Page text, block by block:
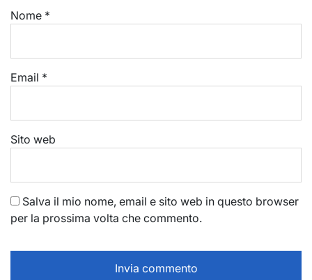
Nome *
Email *
Sito web
Salva il mio nome, email e sito web in questo browser
per la prossima volta che commento.